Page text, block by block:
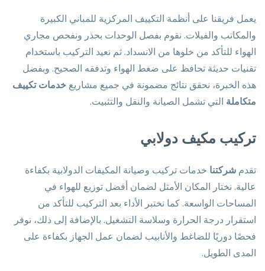
يعمل فريقنا على أنظمة التكييف المركزية للمباني الكبيرة
والمكاتب والفيلات. نقوم بفصل الوحدات بحذر ونفحص مجاري
الهواء للتأكد من خلوها من الانسداد. ثم نعيد التركيب باستخدام
تقنيات حديثة تحافظ على ضغط الهواء وتدفقه الصحيح. وبفضل
هذه الخبرة، نحقق نتائج مضمونة في جميع مشاريع خدمات تكييف
متكاملة التي تشمل الصيانة والنقل والتثبيت.
تركيب مكيف دولابي
تقدم شركتنا خدمات تركيب وصيانة المكيفات الدولابية بكفاءة
عالية. نختار المكان الأمثل لضمان أفضل توزيع للهواء في
المساحات الواسعة. كما نختبر الأداء بعد التركيب للتأكد من
استقرار درجة الحرارة وسلاسة التشغيل. بالإضافة إلى ذلك، نوفر
فحصًا دوريًا للضاغط والأنابيب لضمان عمل الجهاز بكفاءة على
المدى الطويل.